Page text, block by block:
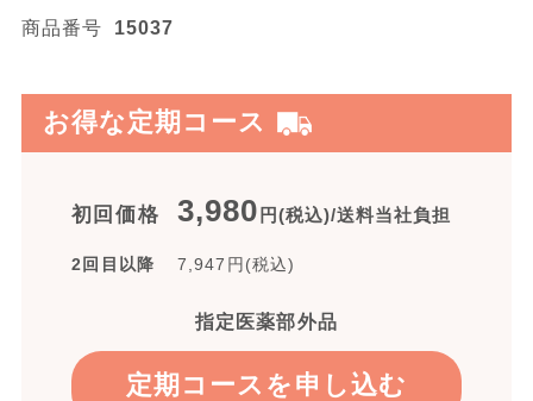
商品番号 15037
お得な定期コース
初回価格 3,980 円(税込)/送料当社負担
2回目以降 7,947 円(税込)
指定医薬部外品
定期コースを申し込む